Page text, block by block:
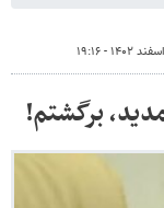
برگشتم!